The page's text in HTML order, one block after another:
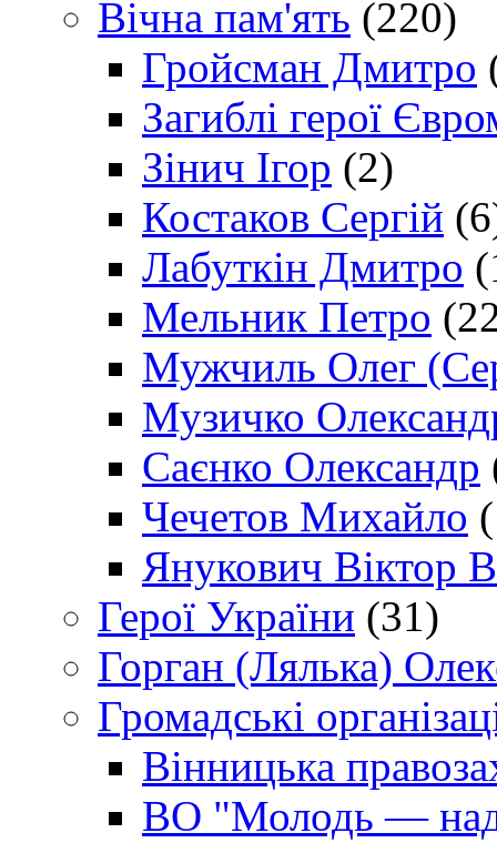
Вічна пам'ять (220)
Гройсман Дмитро
Загиблі герої
Зінич Ігор (2)
Костаков Сергій
Лабуткін Дмитро
Мельник Петро
Мужчиль Олег
Музичко
Саєнко Олександр
Чечетов Михайло
Янукович Віктор
Герої України (31)
Горган (Лялька)
Громадські
Вінницька
ВО "Молодь —